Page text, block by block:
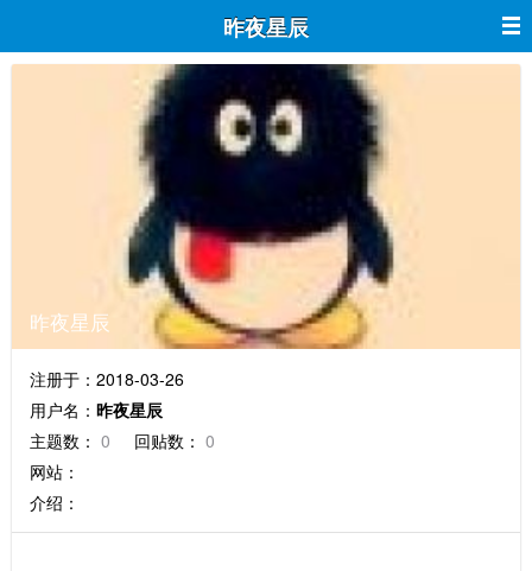
昨夜星辰
昨夜星辰
注册于：2018-03-26
用户名： 昨夜星辰
主题数： 0 回贴数： 0
网站：
介绍：